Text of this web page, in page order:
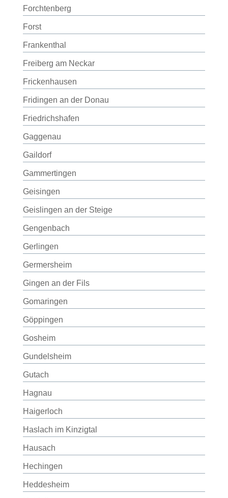
Forchtenberg
Forst
Frankenthal
Freiberg am Neckar
Frickenhausen
Fridingen an der Donau
Friedrichshafen
Gaggenau
Gaildorf
Gammertingen
Geisingen
Geislingen an der Steige
Gengenbach
Gerlingen
Germersheim
Gingen an der Fils
Gomaringen
Göppingen
Gosheim
Gundelsheim
Gutach
Hagnau
Haigerloch
Haslach im Kinzigtal
Hausach
Hechingen
Heddesheim